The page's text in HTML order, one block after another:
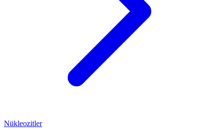
Nükleozitler